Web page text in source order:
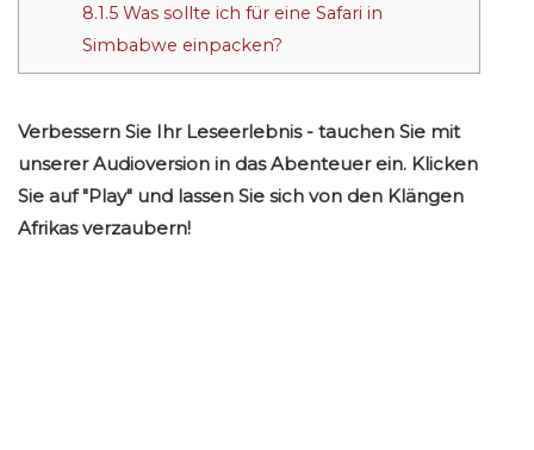
8.1.5Was sollte ich für eine Safari in
Simbabwe einpacken?
Verbessern Sie Ihr Leseerlebnis - tauchen Sie mit
unserer Audioversion in das Abenteuer ein. Klicken
Sie auf "Play" und lassen Sie sich von den Klängen
Afrikas verzaubern!